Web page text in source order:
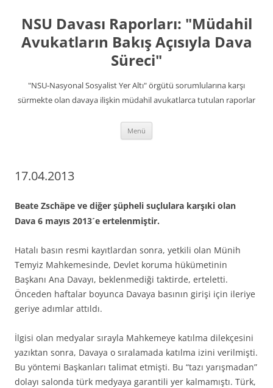
NSU Davası Raporları: "Müdahil
Avukatların Bakış Açısıyla Dava
Süreci"
"NSU-Nasyonal Sosyalist Yer Altı" örgütü sorumlularına karşı
sürmekte olan davaya ilişkin müdahil avukatlarca tutulan raporlar
Menü
17.04.2013
Beate Zschäpe ve diğer şüpheli suçlulara karşıki olan
Dava 6 mayıs 2013´e ertelenmiştir.
Hatalı basın resmi kayıtlardan sonra, yetkili olan Münih
Temyiz Mahkemesinde, Devlet koruma hükümetinin
Başkanı Ana Davayı, beklenmediği taktirde, erteletti.
Önceden haftalar boyunca Davaya basının girişi için ileriye
geriye adımlar attıldı.
İlgisi olan medyalar sırayla Mahkemeye katılma dilekçesini
yazıktan sonra, Davaya o sıralamada katılma izini verilmişti.
Bu yöntemi Başkanları talimat etmişti. Bu “tazı yarışmadan”
dolayı salonda türk medyaya garantili yer kalmamıştı. Türk,